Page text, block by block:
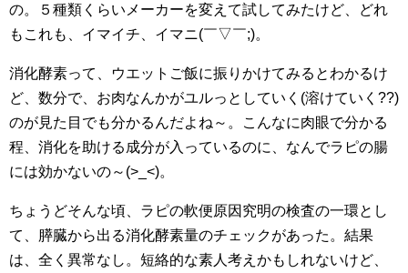
の。５種類くらいメーカーを変えて試してみたけど、どれ
もこれも、イマイチ、イマニ(￣▽￣;)。
消化酵素って、ウエットご飯に振りかけてみるとわかるけ
ど、数分で、お肉なんかがユルっとしていく(溶けていく??)
のが見た目でも分かるんだよね～。こんなに肉眼で分かる
程、消化を助ける成分が入っているのに、なんでラピの腸
には効かないの～(>_<)。
ちょうどそんな頃、ラピの軟便原因究明の検査の一環とし
て、膵臓から出る消化酵素量のチェックがあった。結果
は、全く異常なし。短絡的な素人考えかもしれないけど、